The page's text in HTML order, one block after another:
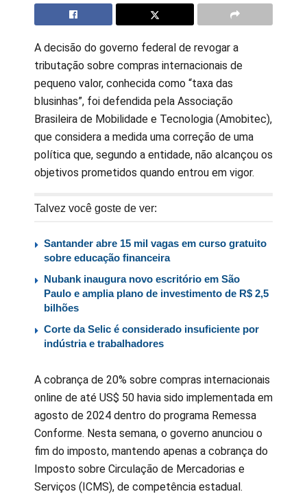
A decisão do governo federal de revogar a
tributação sobre compras internacionais de
pequeno valor, conhecida como “taxa das
blusinhas”, foi defendida pela Associação
Brasileira de Mobilidade e Tecnologia (Amobitec),
que considera a medida uma correção de uma
política que, segundo a entidade, não alcançou os
objetivos prometidos quando entrou em vigor.
Talvez você goste de ver:
Santander abre 15 mil vagas em curso gratuito
sobre educação financeira
Nubank inaugura novo escritório em São
Paulo e amplia plano de investimento de R$ 2,5
bilhões
Corte da Selic é considerado insuficiente por
indústria e trabalhadores
A cobrança de 20% sobre compras internacionais
online de até US$ 50 havia sido implementada em
agosto de 2024 dentro do programa Remessa
Conforme. Nesta semana, o governo anunciou o
fim do imposto, mantendo apenas a cobrança do
Imposto sobre Circulação de Mercadorias e
Serviços (ICMS), de competência estadual.